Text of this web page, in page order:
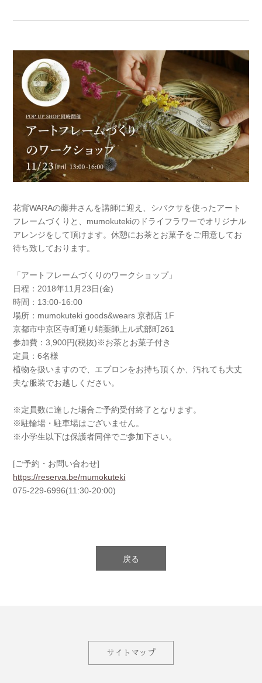
花背WARAの藤井さんを講師に迎え、シバクサを使ったアート
フレームづくりと、mumokutekiのドライフラワーでオリジナル
アレンジをして頂けます。休憩にお茶とお菓子をご用意してお
待ち致しております。
「アートフレームづくりのワークショップ」
日程：2018年11月23日(金)
時間：13:00-16:00
場所：mumokuteki goods&wears 京都店 1F
京都市中京区寺町通り蛸薬師上ル式部町261
参加費：3,900円(税抜)※お茶とお菓子付き
定員：6名様
植物を扱いますので、エプロンをお持ち頂くか、汚れても大丈
夫な服装でお越しください。
※定員数に達した場合ご予約受付終了となります。
※駐輪場・駐車場はございません。
※小学生以下は保護者同伴でご参加下さい。
[ご予約・お問い合わせ]
https://reserva.be/mumokuteki
075-229-6996(11:30-20:00)
戻る
サイトマップ